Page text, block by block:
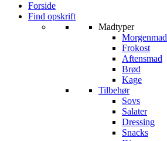
Forside
Find opskrift
Madtyper
Morgenmad
Frokost
Aftensmad
Brød
Kage
Tilbehør
Sovs
Salater
Dressing
Snacks